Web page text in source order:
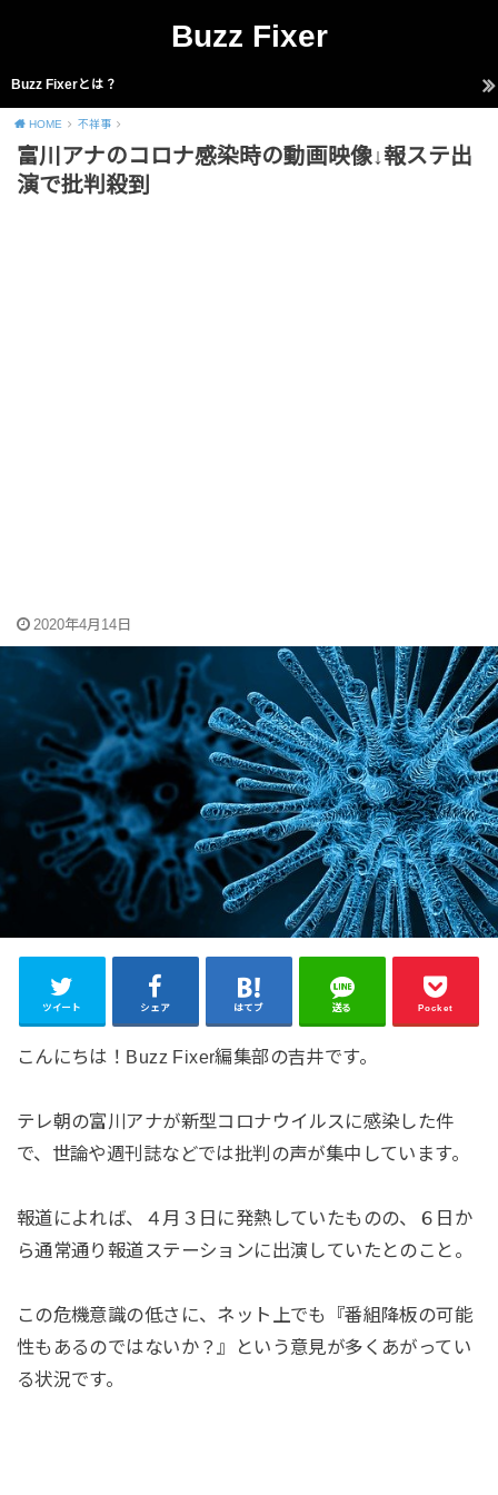
Buzz Fixer
Buzz Fixerとは？
HOME 不祥事
富川アナのコロナ感染時の動画映像↓報ステ出
演で批判殺到
2020年4月14日
ツイート シェア はてブ 送る Pocket
こんにちは！Buzz Fixer編集部の吉井です。
テレ朝の富川アナが新型コロナウイルスに感染した件
で、世論や週刊誌などでは批判の声が集中しています。
報道によれば、４月３日に発熱していたものの、６日か
ら通常通り報道ステーションに出演していたとのこと。
この危機意識の低さに、ネット上でも『番組降板の可能
性もあるのではないか？』という意見が多くあがってい
る状況です。